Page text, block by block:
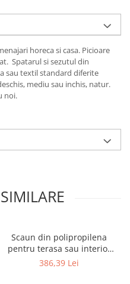
horeca si casa. Picioare
Spatarul si sezutul din
sau textil standard diferite
mediu sau inchis, natur.
noi.
Scaun din polipropilena
pentru terasa sau interior
JOY
386,39 Lei